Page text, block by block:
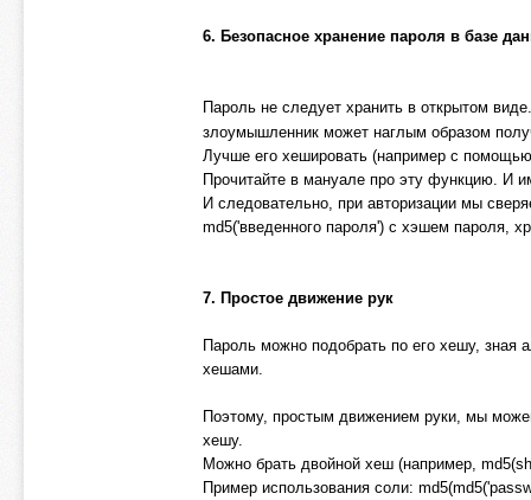
6. Безопасное хранение пароля в базе
Пароль не следует хранить в открытом
злоумышленник может наглым образом
Лучше его хешировать (например с
Прочитайте в мануале про эту функцию. И
И следовательно, при авторизации мы
md5('введенного пароля') с хэшем пароля,
7. Простое движение рук
Пароль можно подобрать по его хешу, зная
хешами.
Поэтому, простым движением руки, мы
хешу.
Можно брать двойной хеш (например,
Пример использования соли: